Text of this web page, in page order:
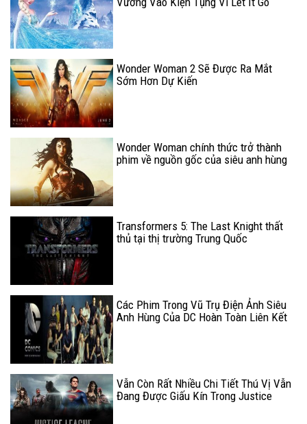
Wonder Woman 2 Sẽ Được Ra Mắt
Sớm Hơn Dự Kiến
Wonder Woman chính thức trở thành
phim về nguồn gốc của siêu anh hùng
Transformers 5: The Last Knight thất
thủ tại thị trường Trung Quốc
Các Phim Trong Vũ Trụ Điện Ảnh Siêu
Anh Hùng Của DC Hoàn Toàn Liên Kết
Vẫn Còn Rất Nhiều Chi Tiết Thú Vị Vẫn
Đang Được Giấu Kín Trong Justice